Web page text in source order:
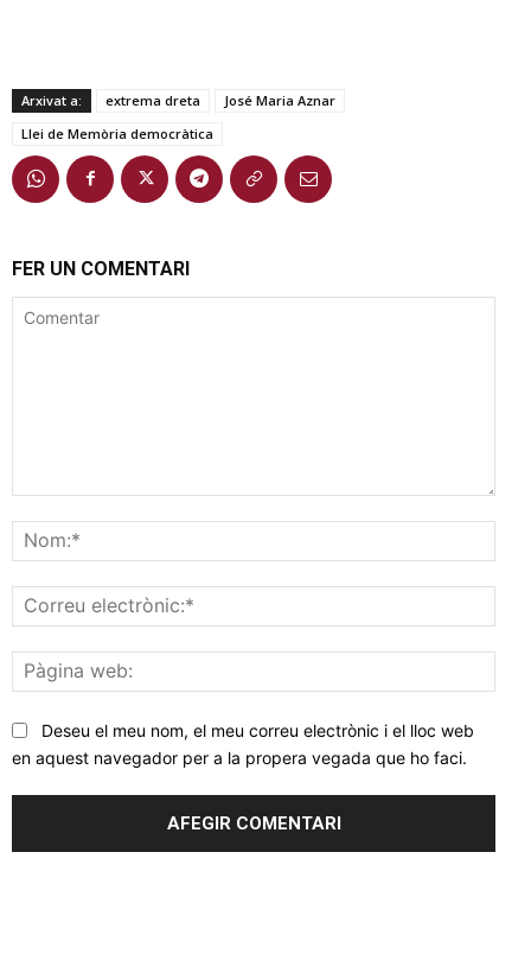
Arxivat a: extrema dreta
José Maria Aznar
Llei de Memòria democràtica
FER UN COMENTARI
web:
Deseu el meu nom, el meu correu electrònic i el lloc web
en aquest navegador per a la propera vegada que ho faci.